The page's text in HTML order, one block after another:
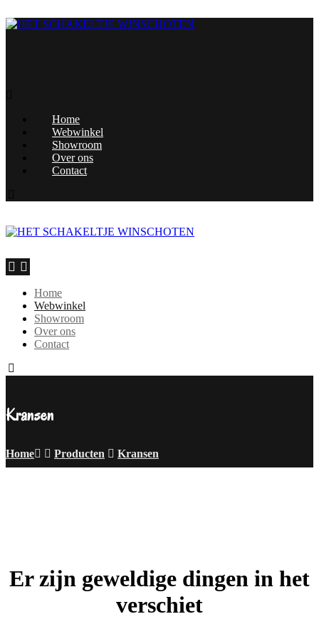
Home
Webwinkel
Showroom
Over ons
Contact
Home
Webwinkel
Showroom
Over ons
Contact
Kransen
Home Producten Kransen
Er zijn geweldige dingen in het
verschiet